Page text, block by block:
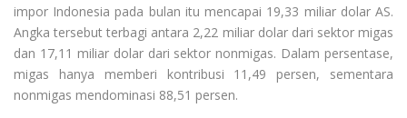
impor Indonesia pada bulan itu mencapai 19,33 miliar dolar AS.
Angka tersebut terbagi antara 2,22 miliar dolar dari sektor migas
dan 17,11 miliar dolar dari sektor nonmigas. Dalam persentase,
migas hanya memberi kontribusi 11,49 persen, sementara
nonmigas mendominasi 88,51 persen.